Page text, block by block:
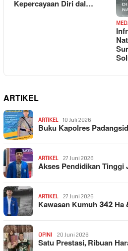
Kepercayaan Diri dal…
ARTIKEL
ARTIKEL 10 Juli 2026
Buku Kapolres
ARTIKEL 27 Juni 2026
Akses Pendidikan
ARTIKEL 27 Juni 2026
Kawasan Kumuh 342
OPINI 20 Juni 2026
Satu Prestasi, Ribuan